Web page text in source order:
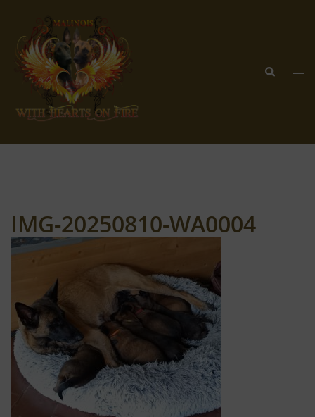
springen
Suche
IMG-20250810-WA0004